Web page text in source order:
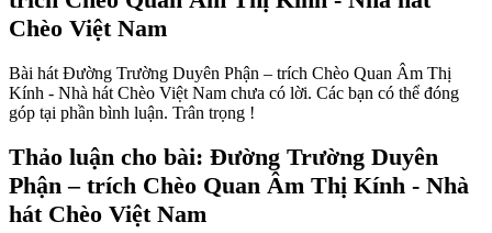
Chèo Việt Nam
Bài hát Đường Trường Duyên Phận – trích Chèo Quan Âm Thị
Kính - Nhà hát Chèo Việt Nam chưa có lời. Các bạn có thể đóng
góp tại phần bình luận. Trân trọng !
Thảo luận cho bài: Đường Trường Duyên
Phận – trích Chèo Quan Âm Thị Kính - Nhà
hát Chèo Việt Nam